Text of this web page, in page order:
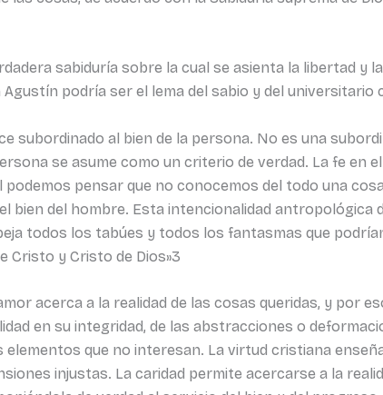
sabiduría sobre la cual se asienta la libertad y
podría ser el lema del sabio y del universitario
subordinado al bien de la persona. No es una
se asume como un criterio de verdad. La fe en
pensar que no conocemos del todo una
bien del hombre. Esta intencionalidad antropológica
todos los tabúes y todos los fantasmas que
Cristo y Cristo de Dios»3
acerca a la realidad de las cosas queridas, y por
en su integridad, de las abstracciones o
que no interesan. La virtud cristiana
injustas. La caridad permite acercarse a la